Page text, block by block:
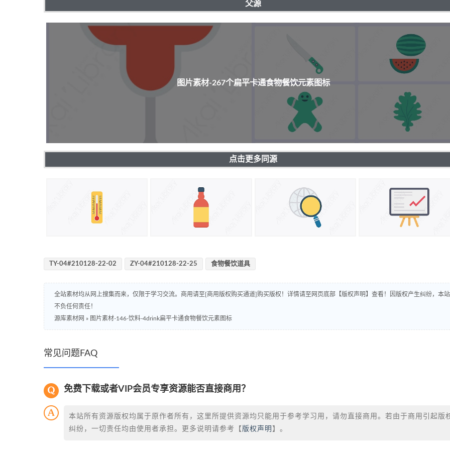
父源
图片素材-267个扁平卡通食物餐饮元素图标
点击更多同源
TY-04#210128-22-02 ZY-04#210128-22-25 食物餐饮道具
全站素材均从网上搜集而来，仅限于学习交流。商用请至[商用版权购买通道]购买版权！详情请至网页底部【版权声明】查看！因版权产生纠纷，本站
不负任何责任！
源库素材网 » 图片素材-146-饮料-4drink扁平卡通食物餐饮元素图标
常见问题FAQ
免费下载或者VIP会员专享资源能否直接商用？
本站所有资源版权均属于原作者所有，这里所提供资源均只能用于参考学习用，请勿直接商用。若由于商用引起版
纠纷，一切责任均由使用者承担。更多说明请参考【 版权声明 】。